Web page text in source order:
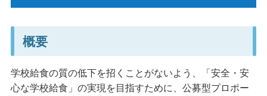
概要
学校給食の質の低下を招くことがないよう、「安全・安
心な学校給食」の実現を目指すために、公募型プロポー